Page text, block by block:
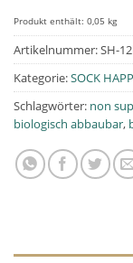
Produkt enthält: 0,05 kg
Artikelnummer:SH-
Kategorie:SOCK
Schlagwörter: non
biologisch abbaubar,